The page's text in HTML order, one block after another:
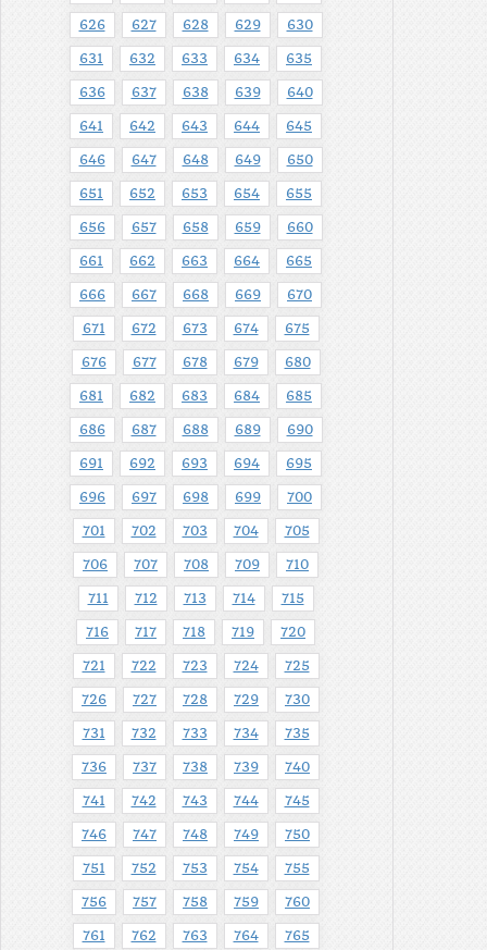
626 627 628 629 630
631 632 633 634 635
636 637 638 639 640
641 642 643 644 645
646 647 648 649 650
651 652 653 654 655
656 657 658 659 660
661 662 663 664 665
666 667 668 669 670
671 672 673 674 675
676 677 678 679 680
681 682 683 684 685
686 687 688 689 690
691 692 693 694 695
696 697 698 699 700
701 702 703 704 705
706 707 708 709 710
711 712 713 714 715
716 717 718 719 720
721 722 723 724 725
726 727 728 729 730
731 732 733 734 735
736 737 738 739 740
741 742 743 744 745
746 747 748 749 750
751 752 753 754 755
756 757 758 759 760
761 762 763 764 765